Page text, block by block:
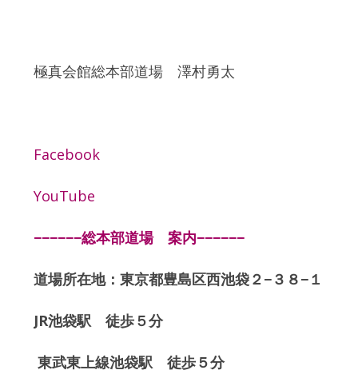
極真会館総本部道場 澤村勇太
Facebook
YouTube
−−−−−−総本部道場 案内−−−−−−
道場所在地：東京都豊島区西池袋２−３８−１
JR池袋駅 徒歩５分
東武東上線池袋駅 徒歩５分